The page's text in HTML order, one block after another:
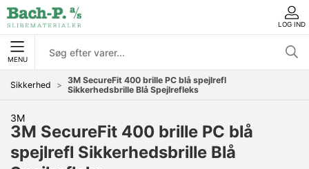
LOG IND
MENU
Sikkerhed
3M SecureFit 400 brille PC blå spejlrefl
Sikkerhedsbrille Blå Spejlrefleks
3M
3M SecureFit 400 brille PC blå
spejlrefl Sikkerhedsbrille Blå